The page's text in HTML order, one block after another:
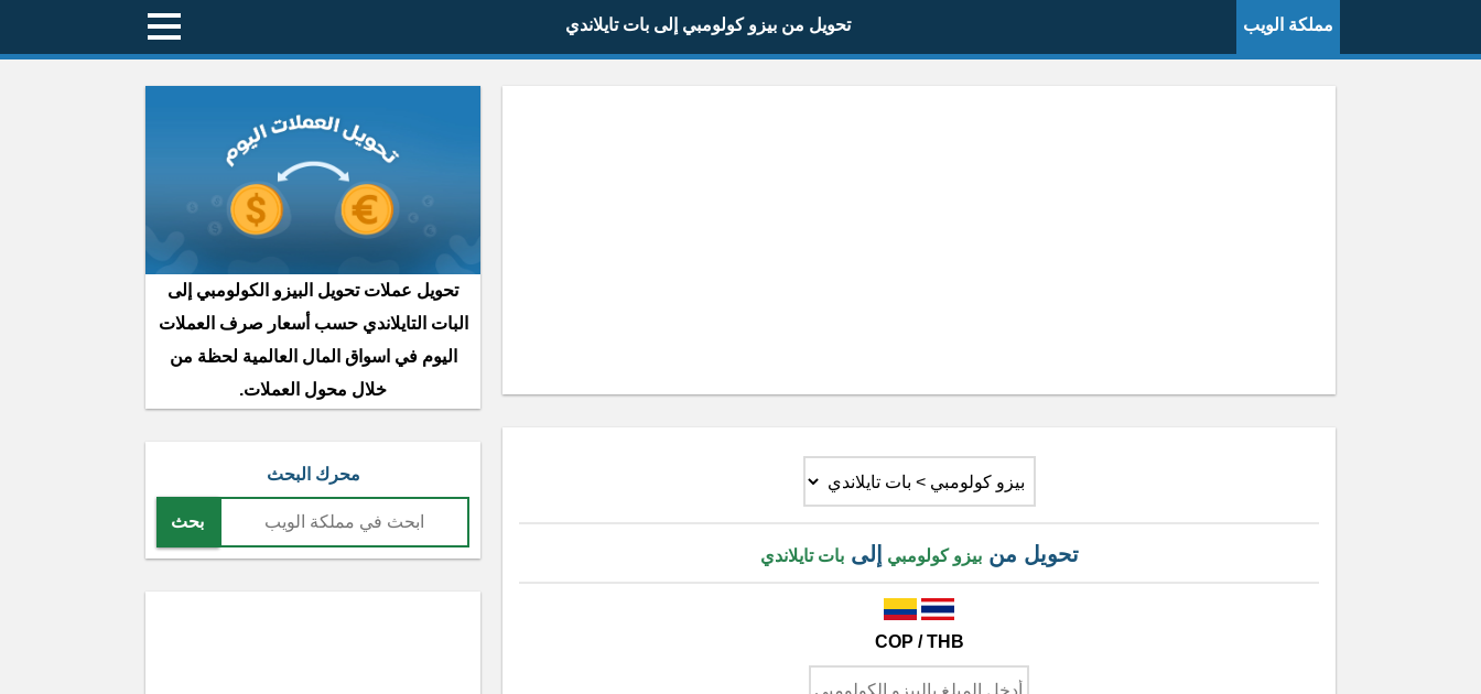
مملكة الويب تحويل من بيزو كولومبي إلى بات تايلاندي
تحويل منبيزو كولومبي إلىبات تايلاندي
COP / THB
تحويل عملات تحويل البيزو الكولومبي إلى
البات التايلاندي حسب أسعار صرف العملات
اليوم في اسواق المال العالمية لحظة من
خلال محول العملات.
محرك البحث
بحث